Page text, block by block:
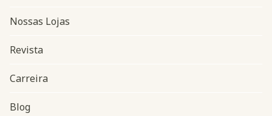
Navegação do rodapé
Nossas Lojas
Revista
Carreira
Blog